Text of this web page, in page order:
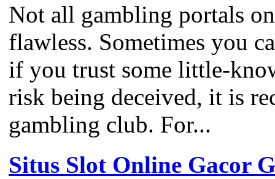
Not all gambling portals
flawless. Sometimes you
if you trust some little-
risk being deceived, it is
gambling club. For...
Situs Slot Online Gacor